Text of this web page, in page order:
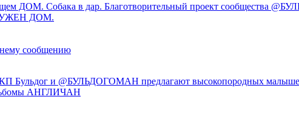
ДОМ. Собака в дар. Благотворительный проект сообщества
ДОМ.
сообщению
Бульдог и @БУЛЬДОГОМАН предлагают высокопородных
АНГЛИЧАН